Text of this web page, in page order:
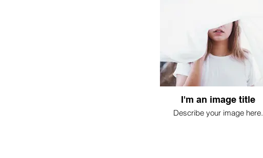
I'm an image title
Describe your image here.